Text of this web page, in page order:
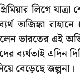
লিগে
অজিঙ্কা
ভারতের এই
ব্যর্থতাই
বেড়েছে জল্পনা।